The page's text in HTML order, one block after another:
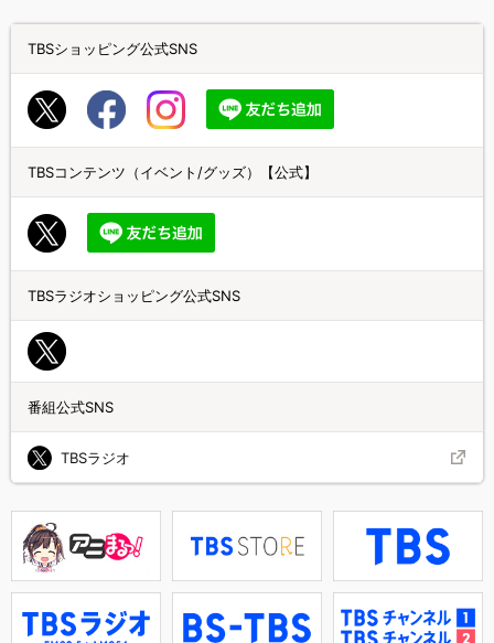
TBSショッピング公式SNS
TBSコンテンツ（イベント/グッズ）【公式】
TBSラジオショッピング公式SNS
番組公式SNS
TBSラジオ